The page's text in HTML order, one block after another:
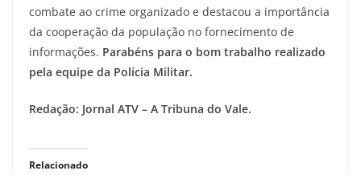
combate ao crime organizado e destacou a importância
da cooperação da população no fornecimento de
informações. Parabéns para o bom trabalho realizado
pela equipe da Polícia Militar.
Redação: Jornal ATV – A Tribuna do Vale.
Relacionado